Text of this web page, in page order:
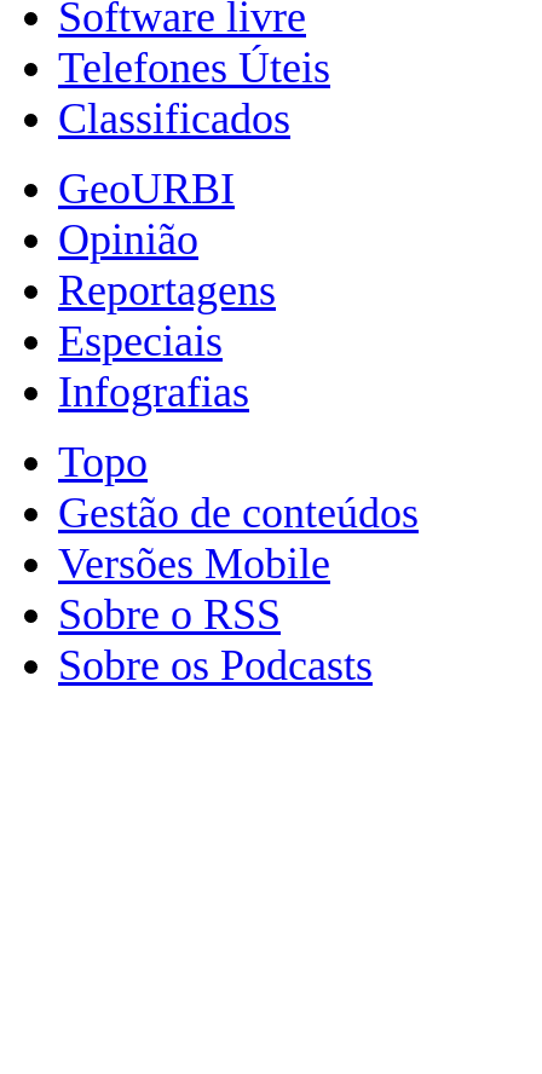
Software livre
Telefones Úteis
Classificados
GeoURBI
Opinião
Reportagens
Especiais
Infografias
Topo
Gestão de conteúdos
Versões Mobile
Sobre o RSS
Sobre os Podcasts